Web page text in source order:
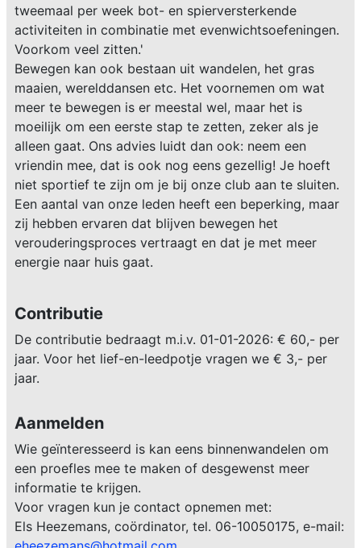
tweemaal per week bot- en spierversterkende
activiteiten in combinatie met evenwichtsoefeningen.
Voorkom veel zitten.'
Bewegen kan ook bestaan uit wandelen, het gras
maaien, werelddansen etc. Het voornemen om wat
meer te bewegen is er meestal wel, maar het is
moeilijk om een eerste stap te zetten, zeker als je
alleen gaat. Ons advies luidt dan ook: neem een
vriendin mee, dat is ook nog eens gezellig! Je hoeft
niet sportief te zijn om je bij onze club aan te sluiten.
Een aantal van onze leden heeft een beperking, maar
zij hebben ervaren dat blijven bewegen het
verouderingsproces vertraagt en dat je met meer
energie naar huis gaat.
Contributie
De contributie bedraagt m.i.v. 01-01-2026: € 60,- per
jaar. Voor het lief-en-leedpotje vragen we € 3,- per
jaar.
Aanmelden
Wie geïnteresseerd is kan eens binnenwandelen om
een proefles mee te maken of desgewenst meer
informatie te krijgen.
Voor vragen kun je contact opnemen met:
Els Heezemans, coördinator, tel. 06-10050175, e-mail: